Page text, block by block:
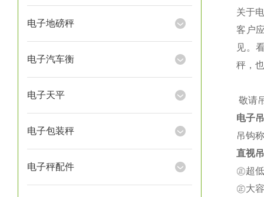
电子地磅秤
电子汽车衡
电子天平
电子包装秤
电子秤配件
关于
客户
见。
秤，
敬请
电子
吊钩
直视
㊣超
㊣大